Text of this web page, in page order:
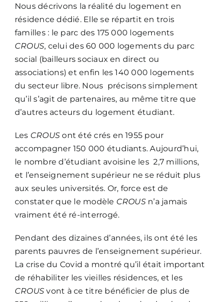
Nous décrivons la réalité du logement en
résidence dédié. Elle se répartit en trois
familles : le parc des 175 000 logements
CROUS, celui des 60 000 logements du parc
social (bailleurs sociaux en direct ou
associations) et enfin les 140 000 logements
du secteur libre. Nous précisons simplement
qu’il s’agit de partenaires, au même titre que
d’autres acteurs du logement étudiant.
Les CROUS ont été crés en 1955 pour
accompagner 150 000 étudiants. Aujourd’hui,
le nombre d’étudiant avoisine les 2,7 millions,
et l’enseignement supérieur ne se réduit plus
aux seules universités. Or, force est de
constater que le modèle CROUSn’a jamais
vraiment été ré-interrogé.
Pendant des dizaines d’années, ils ont été les
parents pauvres de l’enseignement supérieur.
La crise du Covid a montré qu’il était important
de réhabiliter les vieilles résidences, et les
CROUSvont à ce titre bénéficier de plus de